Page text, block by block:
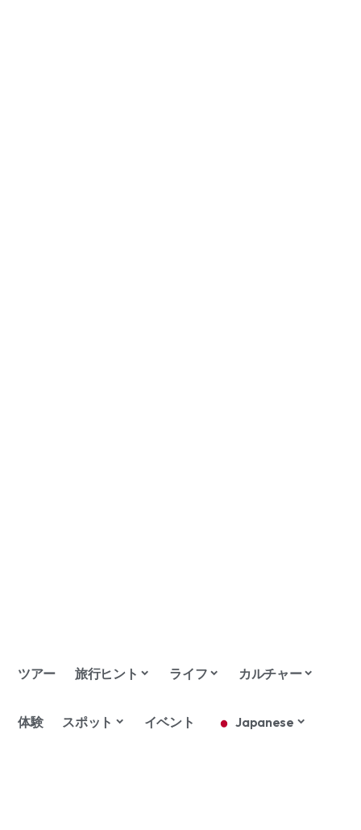
ツアー 旅行ヒント ライフ カルチャー
体験 スポット イベント Japanese